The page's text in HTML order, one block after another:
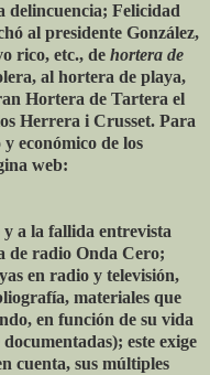
delincuencia; Felicidad
al presidente González,
rico, etc., de hortera de
al hortera de playa,
Hortera de Tartera el
Herrera i Crusset. Para
económico de los
web:
a la fallida entrevista
de radio Onda Cero;
en radio y televisión,
materiales que
en función de su vida
este exige
cuenta, sus múltiples